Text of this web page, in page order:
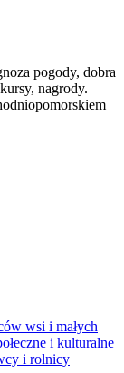
pogody, dobra
nagrody.
wsi i małych
i kulturalne
i rolnicy